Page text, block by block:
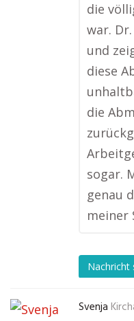
die
war.
und
diese
die
sogar.
genau
meiner
Nachricht
Svenja